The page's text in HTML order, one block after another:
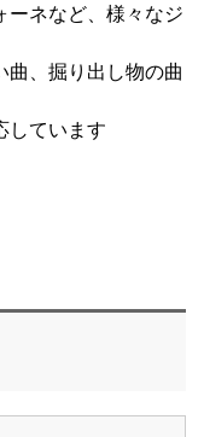
ネなど、様々なジ
曲、掘り出し物の曲
しています